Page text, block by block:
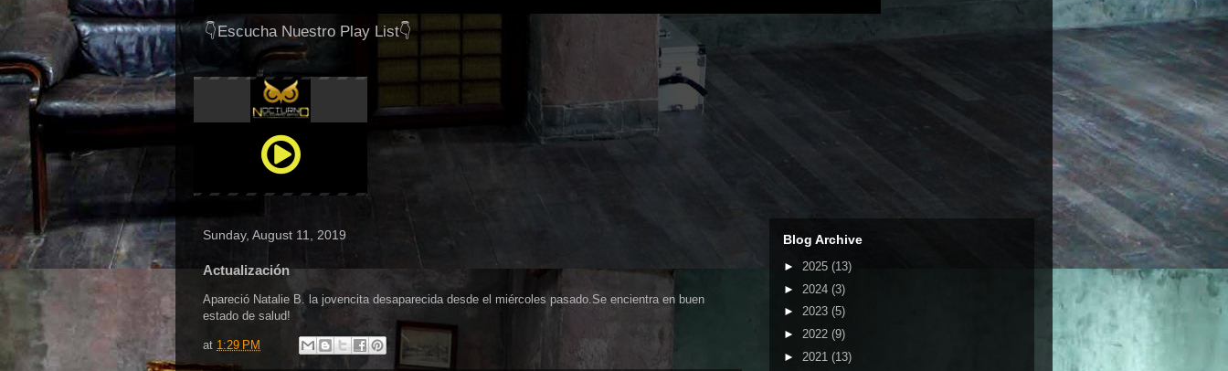
👇Escucha Nuestro Play List👇
Sunday, August 11, 2019
Actualización
Apareció Natalie B. la jovencita desaparecida desde el miércoles pasado.Se encientra en buen
estado de salud!
at 1:29 PM
Blog Archive
► 2025 (13)
► 2024 (3)
► 2023 (5)
► 2022 (9)
► 2021 (13)